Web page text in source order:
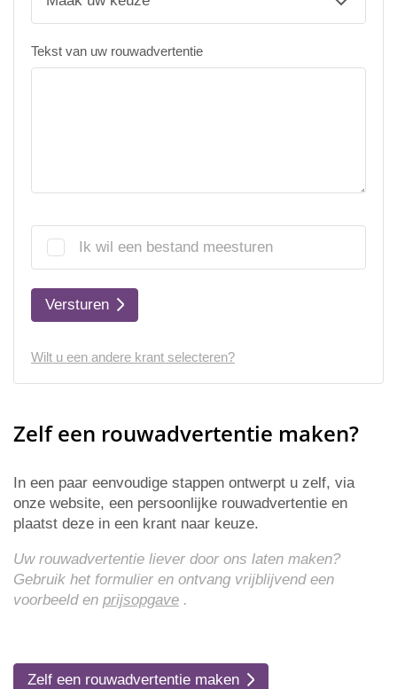
Tekst van uw rouwadvertentie
Ik wil een bestand meesturen
Versturen
Wilt u een andere krant selecteren?
Zelf een rouwadvertentie maken?
In een paar eenvoudige stappen ontwerpt u zelf, via
onze website, een persoonlijke rouwadvertentie en
plaatst deze in een krant naar keuze.
Uw rouwadvertentie liever door ons laten maken?
Gebruik het formulier en ontvang vrijblijvend een
voorbeeld en prijsopgave .
Zelf een rouwadvertentie maken